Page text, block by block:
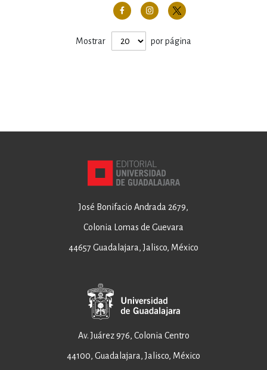
Mostrar por página
José Bonifacio Andrada 2679,
Colonia Lomas de Guevara
44657 Guadalajara, Jalisco, México
Av. Juárez 976, Colonia Centro
44100, Guadalajara, Jalisco, México